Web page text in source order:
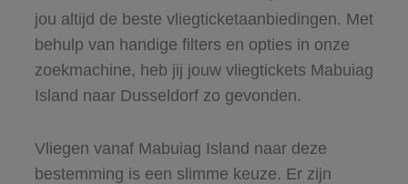
jou altijd de beste vliegticketaanbiedingen. Met
behulp van handige filters en opties in onze
zoekmachine, heb jij jouw vliegtickets Mabuiag
Island naar Dusseldorf zo gevonden.
Vliegen vanaf Mabuiag Island naar deze
bestemming is een slimme keuze. Er zijn